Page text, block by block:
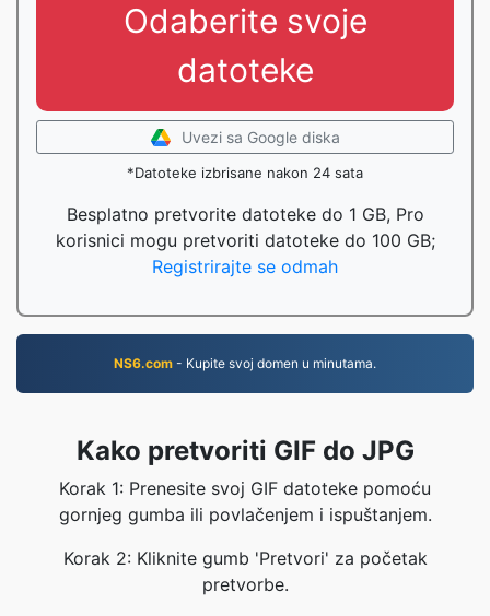
Odaberite svoje
datoteke
Uvezi sa Google diska
*Datoteke izbrisane nakon 24 sata
Besplatno pretvorite datoteke do 1 GB, Pro
korisnici mogu pretvoriti datoteke do 100 GB;
Registrirajte se odmah
NS6.com - Kupite svoj domen u minutama.
Kako pretvoriti GIF do JPG
Korak 1: Prenesite svoj GIF datoteke pomoću
gornjeg gumba ili povlačenjem i ispuštanjem.
Korak 2: Kliknite gumb 'Pretvori' za početak
pretvorbe.